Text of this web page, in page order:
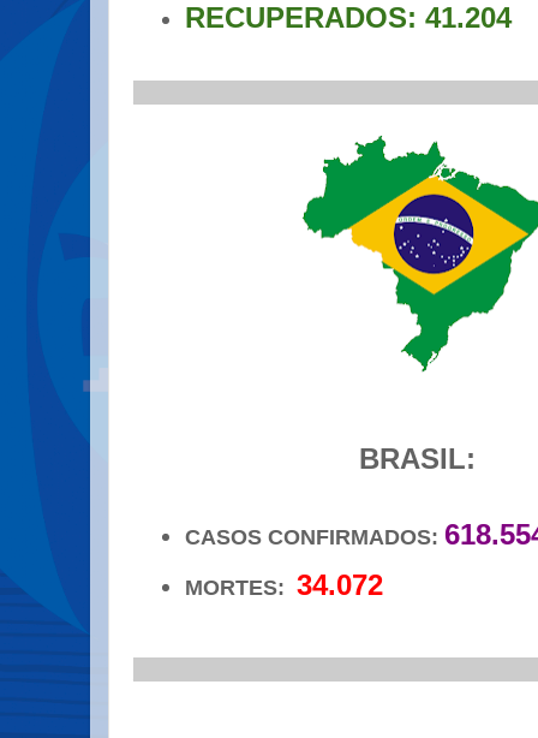
RECUPERADOS: 41.204
BRASIL:
CASOS CONFIRMADOS:
MORTES:34.072